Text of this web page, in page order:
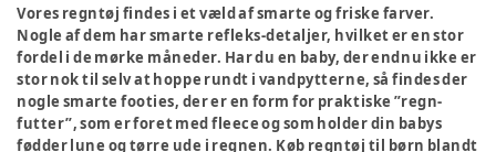
Vores regntøj findes i et væld af smarte og friske farver.
Nogle af dem har smarte refleks-detaljer, hvilket er en stor
fordel i de mørke måneder. Har du en baby, der endnu ikke er
stor nok til selv at hoppe rundt i vandpytterne, så findes der
nogle smarte footies, der er en form for praktiske ”regn-
futter”, som er foret med fleece og som holder din babys
fødder lune og tørre ude i regnen. Køb regntøj til børn blandt